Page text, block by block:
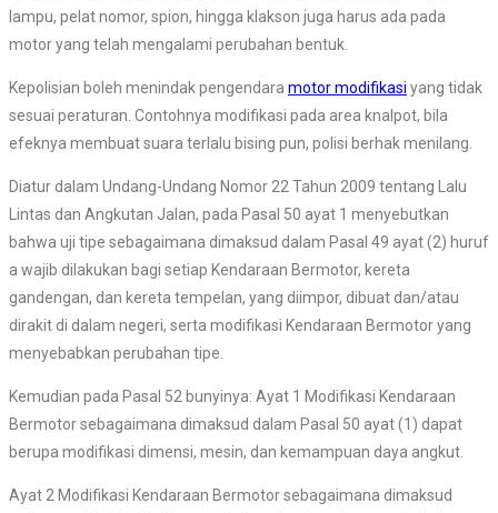
lampu, pelat nomor, spion, hingga klakson juga harus ada pada
motor yang telah mengalami perubahan bentuk.
Kepolisian boleh menindak pengendara motor modifikasi yang tidak
sesuai peraturan. Contohnya modifikasi pada area knalpot, bila
efeknya membuat suara terlalu bising pun, polisi berhak menilang.
Diatur dalam Undang-Undang Nomor 22 Tahun 2009 tentang Lalu
Lintas dan Angkutan Jalan, pada Pasal 50 ayat 1 menyebutkan
bahwa uji tipe sebagaimana dimaksud dalam Pasal 49 ayat (2) huruf
a wajib dilakukan bagi setiap Kendaraan Bermotor, kereta
gandengan, dan kereta tempelan, yang diimpor, dibuat dan/atau
dirakit di dalam negeri, serta modifikasi Kendaraan Bermotor yang
menyebabkan perubahan tipe.
Kemudian pada Pasal 52 bunyinya: Ayat 1 Modifikasi Kendaraan
Bermotor sebagaimana dimaksud dalam Pasal 50 ayat (1) dapat
berupa modifikasi dimensi, mesin, dan kemampuan daya angkut.
Ayat 2 Modifikasi Kendaraan Bermotor sebagaimana dimaksud